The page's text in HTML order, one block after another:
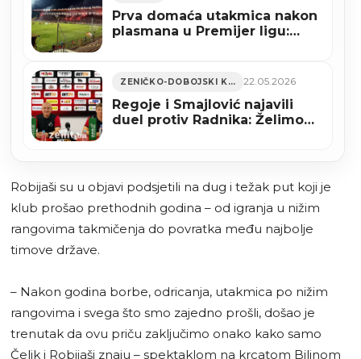
Prva domaća utakmica nakon
plasmana u Premijer ligu:
ZENIČKO-DOBOJSKI KANTON 22.05.2026
Regoje i Smajlović najavili
duel protiv Radnika: Želimo
Robijaši su u objavi podsjetili na dug i težak put koji je
klub prošao prethodnih godina – od igranja u nižim
rangovima takmičenja do povratka među najbolje
timove države.
– Nakon godina borbe, odricanja, utakmica po nižim
rangovima i svega što smo zajedno prošli, došao je
trenutak da ovu priču zaključimo onako kako samo
Čelik i Robijaši znaju – spektaklom na krcatom Bilinom